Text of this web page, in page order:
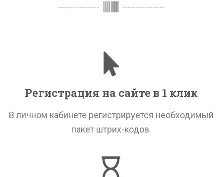
Регистрация на сайте в 1 клик
В личном кабинете регистрируется необходимый
пакет штрих-кодов.